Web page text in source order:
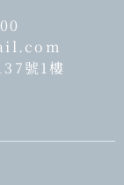
號1樓